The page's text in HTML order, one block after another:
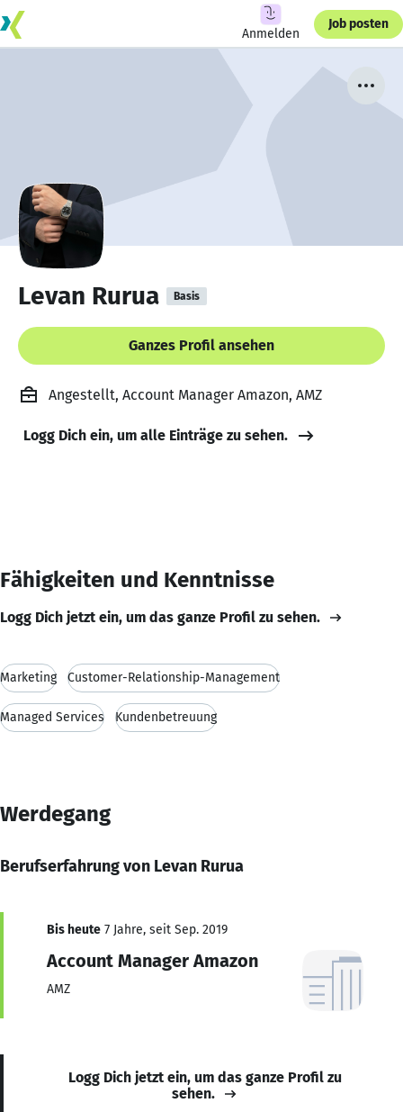
Anmelden
Job posten
Levan Rurua Basis
Ganzes Profil ansehen
Angestellt, Account Manager Amazon, AMZ
Logg Dich ein, um alle Einträge zu sehen.
Fähigkeiten und Kenntnisse
Logg Dich jetzt ein, um das ganze Profil zu sehen.
Marketing Customer-Relationship-Management
Managed Services Kundenbetreuung
Werdegang
Berufserfahrung von Levan Rurua
Bis heute 7 Jahre, seit Sep. 2019
Account Manager Amazon
AMZ
Logg Dich jetzt ein, um das ganze Profil zu
sehen.